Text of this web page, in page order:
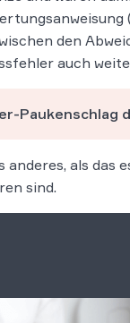
den
auch
Paukenschlag
als das
sind.